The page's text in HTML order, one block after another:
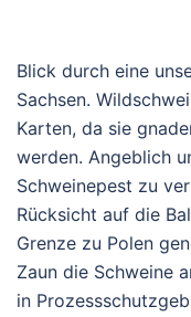
Blick durch eine
Sachsen.
Karten, da sie
werden. Angeblich
Schweinepest zu
Rücksicht auf die
Grenze zu Polen
Zaun die Schweine
in